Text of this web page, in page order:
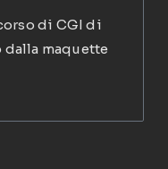
di CGI di
dalla maquette